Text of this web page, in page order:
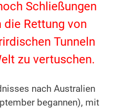
Schließungen
Rettung von
Tunneln
zu vertuschen.
nach Australien
begannen), mit